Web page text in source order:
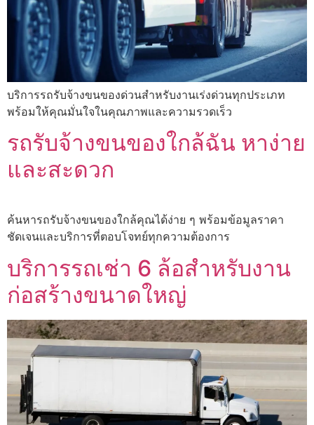
บริการรถรับจ้างขนของด่วนสำหรับงานเร่งด่วนทุกประเภท
พร้อมให้คุณมั่นใจในคุณภาพและความรวดเร็ว
รถรับจ้างขนของใกล้ฉัน หาง่าย
และสะดวก
ค้นหารถรับจ้างขนของใกล้คุณได้ง่าย ๆ พร้อมข้อมูลราคา
ชัดเจนและบริการที่ตอบโจทย์ทุกความต้องการ
บริการรถเช่า 6 ล้อสำหรับงาน
ก่อสร้างขนาดใหญ่